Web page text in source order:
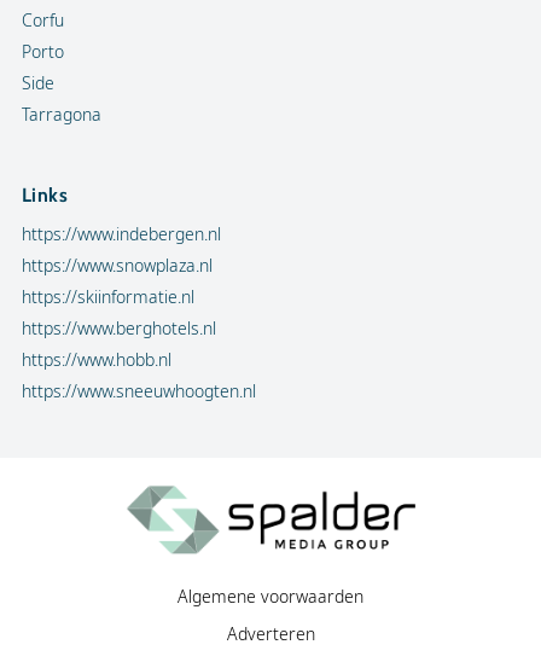
Corfu
Porto
Side
Tarragona
Links
https://www.indebergen.nl
https://www.snowplaza.nl
https://skiinformatie.nl
https://www.berghotels.nl
https://www.hobb.nl
https://www.sneeuwhoogten.nl
Algemene voorwaarden
Adverteren